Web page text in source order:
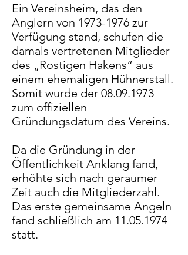
Ein Vereinsheim, das den
Anglern von 1973-1976 zur
Verfügung stand, schufen die
damals vertretenen Mitglieder
des „Rostigen Hakens“ aus
einem ehemaligen Hühnerstall.
Somit wurde der 08.09.1973
zum offiziellen
Gründungsdatum des Vereins.
Da die Gründung in der
Öffentlichkeit Anklang fand,
erhöhte sich nach geraumer
Zeit auch die Mitgliederzahl.
Das erste gemeinsame Angeln
fand schließlich am 11.05.1974
statt.